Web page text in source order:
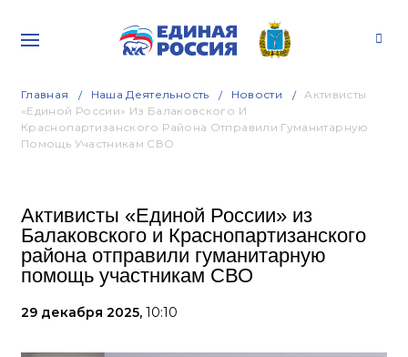
Главная Наша Деятельность Новости
Активисты
«Единой России» Из Балаковского И
Краснопартизанского Района Отправили Гуманитарную
Помощь Участникам СВО
Активисты «Единой России» из
Балаковского и Краснопартизанского
района отправили гуманитарную
помощь участникам СВО
29 декабря 2025, 10:10